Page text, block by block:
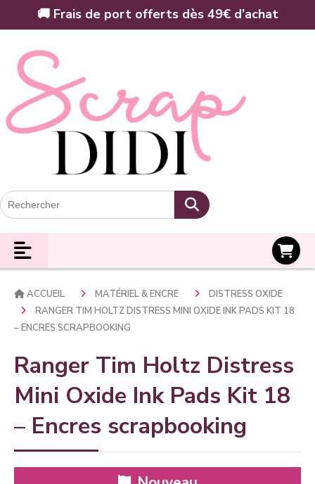
🚚 Frais de port offerts dès 49€ d’achat
ACCUEIL MATÉRIEL & ENCRE
DISTRESS OXIDE
RANGER TIM HOLTZ DISTRESS MINI OXIDE INK PADS KIT 18
– ENCRES SCRAPBOOKING
Ranger Tim Holtz Distress
Mini Oxide Ink Pads Kit 18
– Encres scrapbooking